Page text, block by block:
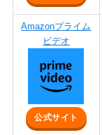
Amazonプライム
ビデオ
公式サイト